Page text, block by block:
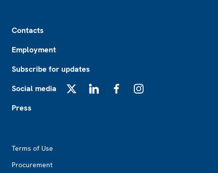
Contacts
Employment
Subscribe for updates
Social media
Press
Terms of Use
Procurement